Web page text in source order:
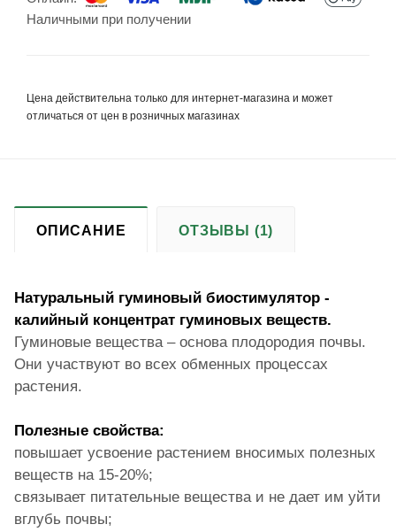
Наличными при получении
Цена действительна только для интернет-магазина и может
отличаться от цен в розничных магазинах
ОПИСАНИЕ ОТЗЫВЫ (1)
Натуральный гуминовый биостимулятор -
калийный концентрат гуминовых веществ.
Гуминовые вещества – основа плодородия почвы.
Они участвуют во всех обменных процессах
растения.
Полезные свойства:
повышает усвоение растением вносимых полезных
веществ на 15-20%;
связывает питательные вещества и не дает им уйти
вглубь почвы;